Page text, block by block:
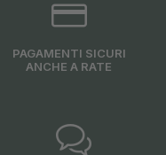
PAGAMENTI SICURI
ANCHE A RATE